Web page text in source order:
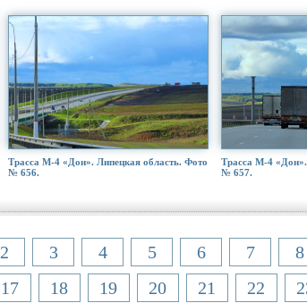
Трасса М-4 «Дон». Липецкая область. Фото
№ 656.
Трасса М-4
№ 657.
2 3 4 5 6 7 8
17 18 19 20 21 22